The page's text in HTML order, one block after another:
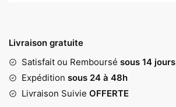
Livraison gratuite
Satisfait ou Remboursé sous 14 jours
Expédition sous 24 à 48h
Livraison Suivie OFFERTE